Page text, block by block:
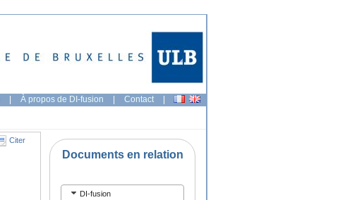
| À propos de DI-fusion | Contact |
Citer
Documents en relation
DI-fusion